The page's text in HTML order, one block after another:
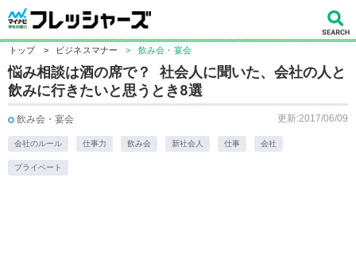
トップ > ビジネスマナー > 飲み会・宴会
悩み相談は酒の席で？ 社会人に聞いた、会社の人と
飲みに行きたいと思うとき8選
飲み会・宴会 更新:2017/06/09
会社のルール 仕事力 飲み会 新社会人 仕事 会社
プライベート